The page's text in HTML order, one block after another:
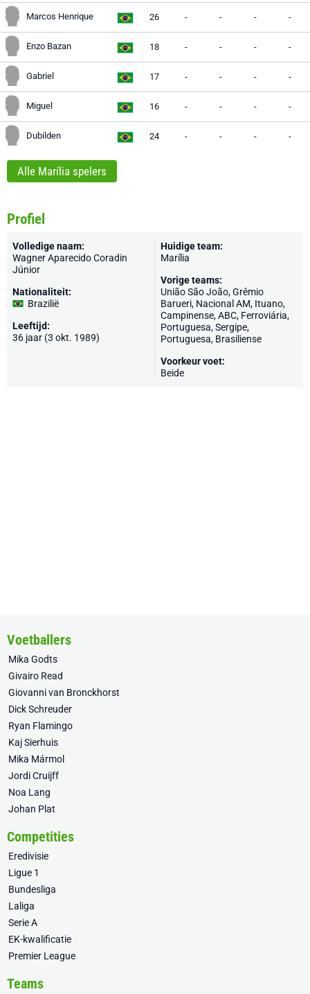
Marcos Henrique 26 - - - -
Enzo Bazan 18 - - - -
Gabriel 17 - - - -
Miguel 16 - - - -
Dubilden 24 - - - -
Alle Marília spelers
Profiel
Volledige naam:
Wagner Aparecido Coradin
Júnior
Nationaliteit:
Brazilië
Leeftijd:
36 jaar (3 okt. 1989)
Huidige team:
Marília
Vorige teams:
União São João, Grêmio
Barueri, Nacional AM, Ituano,
Campinense, ABC, Ferroviária,
Portuguesa, Sergipe,
Portuguesa, Brasiliense
Voorkeur voet:
Beide
Voetballers
Mika Godts
Givairo Read
Giovanni van Bronckhorst
Dick Schreuder
Ryan Flamingo
Kaj Sierhuis
Mika Mármol
Jordi Cruijff
Noa Lang
Johan Plat
Competities
Eredivisie
Ligue 1
Bundesliga
Laliga
Serie A
EK-kwalificatie
Premier League
Teams